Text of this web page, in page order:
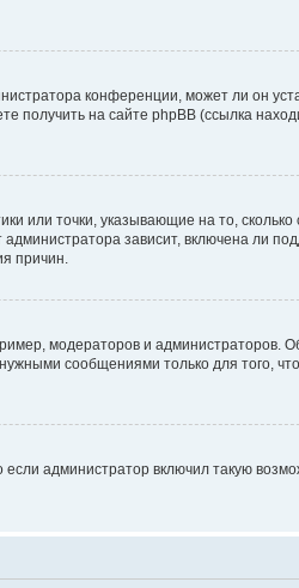
конференции, может ли он
получить на сайте phpBB (ссылка
или точки, указывающие на то,
зависит, включена ли
причин.
модераторов и администраторов.
сообщениями только для того,
администратор включил такую